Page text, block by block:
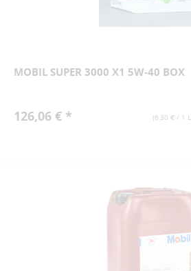
MOBIL SUPER 3000 X1 5W-40 BOX
(6,30 € / 1
126,06 € *